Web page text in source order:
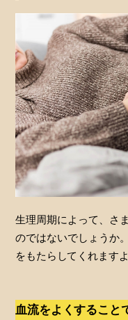
生理周期によって、さ
のではないでしょうか
をもたらしてくれますよ
血流をよくすること